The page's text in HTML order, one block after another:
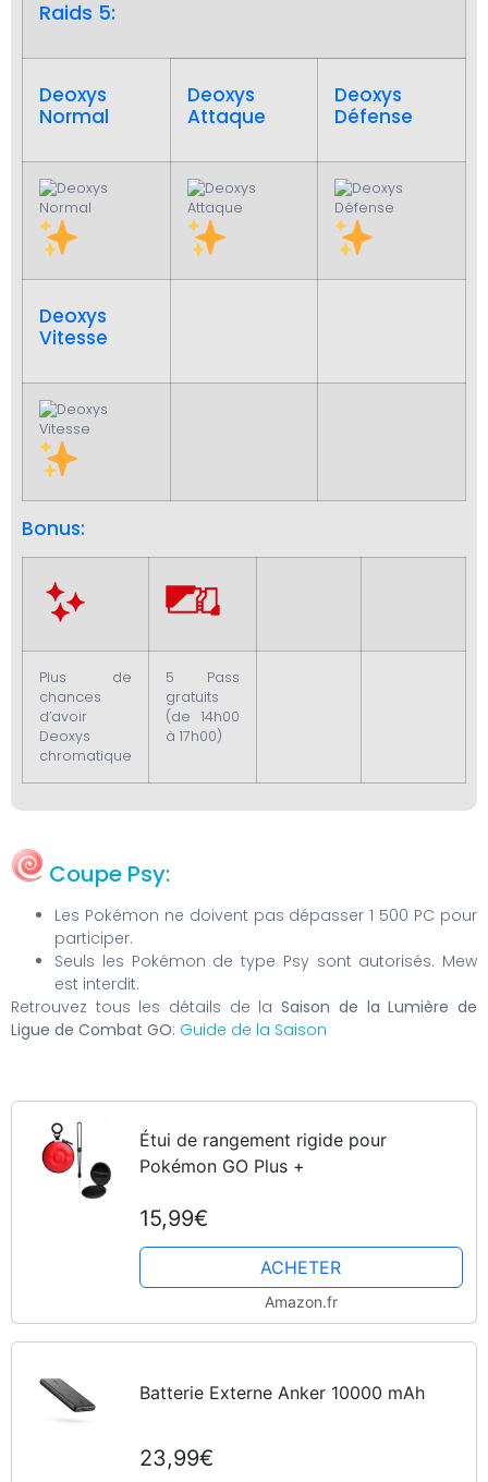
Raids 5:
Deoxys
Normal
Deoxys
Attaque
Deoxys
Défense
Deoxys
Vitesse
Bonus:
Plus de
chances
d’avoir
Deoxys
chromatique
5 Pass
gratuits
(de 14h00
à 17h00)
Coupe Psy:
Les Pokémon ne doivent pas dépasser 1 500 PC pour
participer.
Seuls les Pokémon de type Psy sont autorisés. Mew
est interdit.
Retrouvez tous les détails de laSaison de la Lumière de
Ligue de Combat GO: Guide de la Saison
Étui de rangement rigide pour
Pokémon GO Plus +
15,99€
ACHETER
Amazon.fr
Batterie Externe Anker 10000 mAh
23,99€